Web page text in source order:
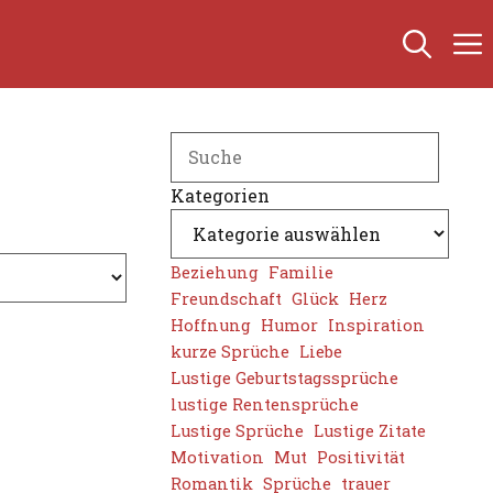
Kategorien
Beziehung Familie
Freundschaft Glück Herz
Hoffnung Humor Inspiration
kurze Sprüche Liebe
Lustige Geburtstagssprüche
lustige Rentensprüche
Lustige Sprüche Lustige Zitate
Motivation Mut Positivität
Romantik Sprüche trauer